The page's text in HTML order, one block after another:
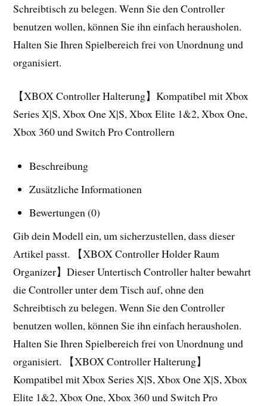
Schreibtisch zu belegen. Wenn Sie den Controller
benutzen wollen, können Sie ihn einfach herausholen.
Halten Sie Ihren Spielbereich frei von Unordnung und
organisiert.
【XBOX Controller Halterung】Kompatibel mit Xbox
Series X|S, Xbox One X|S, Xbox Elite 1&2, Xbox One,
Xbox 360 und Switch Pro Controllern
Beschreibung
Zusätzliche Informationen
Bewertungen (0)
Gib dein Modell ein, um sicherzustellen, dass dieser
Artikel passt. 【XBOX Controller Holder Raum
Organizer】Dieser Untertisch Controller halter bewahrt
die Controller unter dem Tisch auf, ohne den
Schreibtisch zu belegen. Wenn Sie den Controller
benutzen wollen, können Sie ihn einfach herausholen.
Halten Sie Ihren Spielbereich frei von Unordnung und
organisiert. 【XBOX Controller Halterung】
Kompatibel mit Xbox Series X|S, Xbox One X|S, Xbox
Elite 1&2, Xbox One, Xbox 360 und Switch Pro